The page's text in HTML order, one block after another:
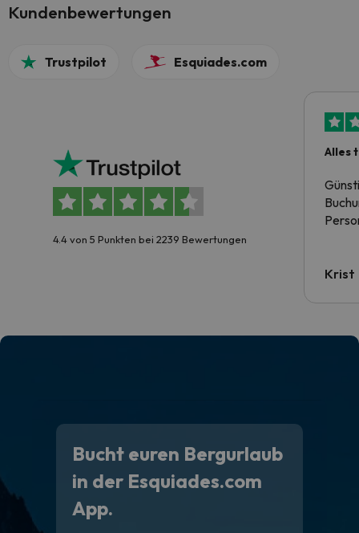
Kundenbewertungen
Trustpilot Esquiades.com
4.4 von 5 Punkten bei 2239 Bewertungen
Alles
Krist
Bucht euren Bergurlaub
in der Esquiades.com
App.